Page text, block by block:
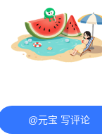
@元宝 写评论